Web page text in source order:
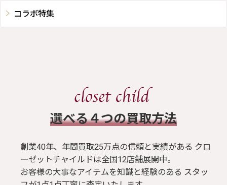
コラボ特集
​選べる４つの買取方法
創業40年、年間買取25万点の信頼と実績がある クロ
ーゼットチャイルドは全国12店舗展開中。
お客様の大事なアイテムを知識と経験のある スタッ